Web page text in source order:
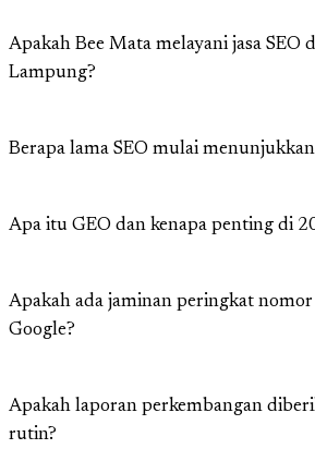
Apakah Bee Mata melayani jasa SEO
Lampung?
Berapa lama SEO mulai
Apa itu GEO dan kenapa penting di
Apakah ada jaminan peringkat
Google?
Apakah laporan perkembangan
rutin?